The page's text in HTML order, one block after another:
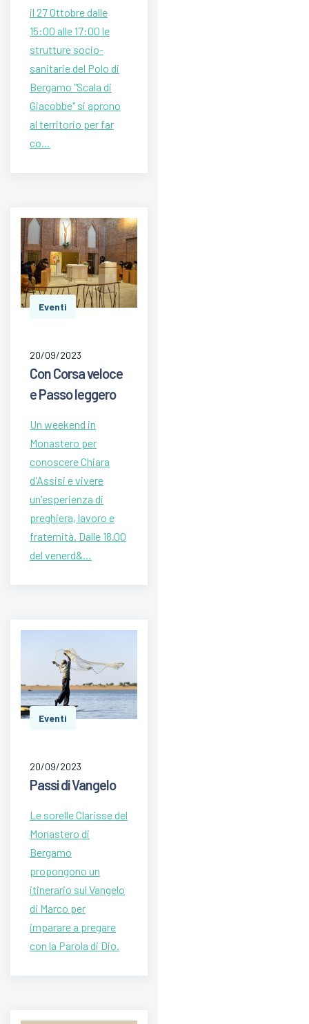
il 27 Ottobre dalle
15:00 alle 17:00 le
strutture socio-
sanitarie del Polo di
Bergamo "Scala di
Giacobbe" si aprono
al territorio per far
co…
Eventi
20/09/2023
Con Corsa veloce
e Passo leggero
Un weekend in
Monastero per
conoscere Chiara
d'Assisi e vivere
un'esperienza di
preghiera, lavoro e
fraternità. Dalle 18.00
del venerd&…
Eventi
20/09/2023
Passi di Vangelo
Le sorelle Clarisse del
Monastero di
Bergamo
propongono un
itinerario sul Vangelo
di Marco per
imparare a pregare
con la Parola di Dio.